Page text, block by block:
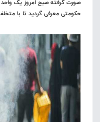
صورت گرفته صبح امروز یک
حکومتی معرفی گردید تا با